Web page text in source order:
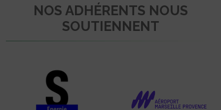
NOS ADHÉRENTS NOUS
SOUTIENNENT